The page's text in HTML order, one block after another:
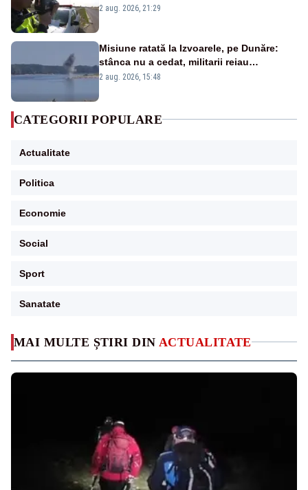
MAI MULTE ȘTIRI DIN ACTUALITATE
Ce spune legea
2 aug. 2026, 21:29
Misiune ratată la Izvoarele, pe Dunăre:
stânca nu a cedat, militarii reiau
detonările luni – VIDEO
2 aug. 2026, 15:48
CATEGORII POPULARE
Actualitate
Politica
Economie
Social
Sport
Sanatate